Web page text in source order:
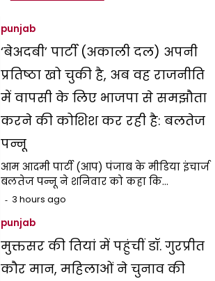
punjab
‘बेअदबी’ पार्टी (अकाली दल) अपनी
प्रतिष्ठा खो चुकी है, अब वह राजनीति
में वापसी के लिए भाजपा से समझौता
करने की कोशिश कर रही है: बलतेज
पन्नू
आम आदमी पार्टी (आप) पंजाब के मीडिया इंचार्ज
बलतेज पन्नू ने शनिवार को कहा कि…
3 hours ago
punjab
मुक्तसर की तियां में पहुंचीं डॉ. गुरप्रीत
कौर मान, महिलाओं ने चुनाव की